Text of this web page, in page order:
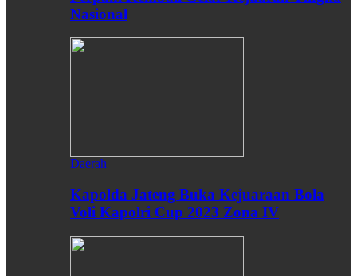
Nasional
Daerah
Kapolda Jateng Buka Kejuaraan Bola
Voli Kapolri Cup 2023 Zona IV